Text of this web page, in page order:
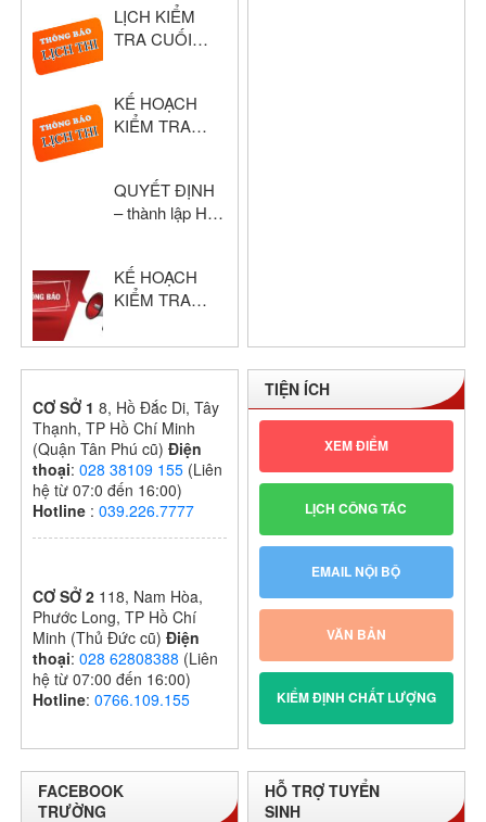
NĂM HỌC:
2024 – 2025
LỊCH KIỂM
TRA CUỐI
NĂM HỌC:
2024 – 2025
KẾ HOẠCH
KIỂM TRA
NĂM HỌC:
2024 – 2025
QUYẾT ĐỊNH
– thành lập Hội
giỏi cấp trường
KẾ HOẠCH
KIỂM TRA
I – KHỐI THPT
NĂM HỌC:
CƠ SỞ 18, Hồ Đắc Di, Tây
Thạnh, TP Hồ Chí Minh
(Quận Tân Phú cũ) Điện
thoại:028 38109 155 (Liên
hệ từ 07:0 đến 16:00)
Hotline :039.226.7777
CƠ SỞ 2 118, Nam Hòa,
Phước Long, TP Hồ Chí
Minh (Thủ Đức cũ) Điện
thoại:028 62808388 (Liên
hệ từ 07:00 đến 16:00)
Hotline:0766.109.155
TIỆN ÍCH
XEM ĐIỂM
LỊCH CÔNG TÁC
EMAIL NỘI BỘ
VĂN BẢN
KIỂM ĐỊNH CHẤT LƯỢNG
FACEBOOK
TRƯỜNG
HỖ TRỢ TUYỂN
SINH